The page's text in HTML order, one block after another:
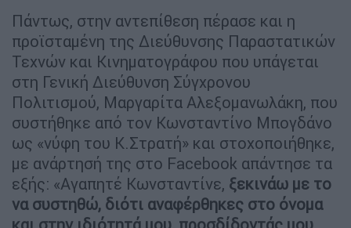
Πάντως, στην αντεπίθεση πέρασε και η
προϊσταμένη της Διεύθυνσης Παραστατικών
Τεχνών και Κινηματογράφου που υπάγεται
στη Γενική Διεύθυνση Σύγχρονου
Πολιτισμού, Μαργαρίτα Αλεξομανωλάκη, που
συστήθηκε από τον Κωνσταντίνο Μπογδάνο
ως «νύφη του Κ.Στρατή» και στοχοποιήθηκε,
με ανάρτησή της στο Facebook απάντησε τα
εξής: «Αγαπητέ Κωνσταντίνε, ξεκινάω με το
να συστηθώ, διότι αναφέρθηκες στο όνομα